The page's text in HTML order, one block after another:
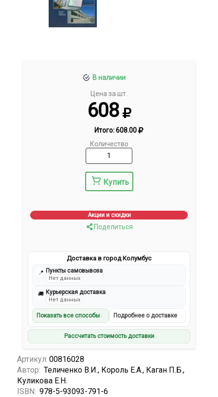
В наличии
Цена за шт.
608
Итого:608.00
Количество
Купить
Акции и скидки
Поделиться
Доставка в город Колумбус
📍 Пункты самовывоза
Нет данных
🚚 Курьерская доставка
Нет данных
Показать все способы Подробнее о доставке
Рассчитать стоимость доставки
Артикул: 00816028
Автор: Теличенко В.И., Король Е.А., Каган П.Б.,
Куликова Е.Н.
ISBN: 978-5-93093-791-6